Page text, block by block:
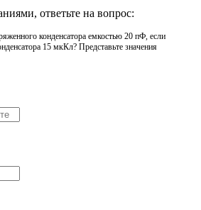
ответьте на вопрос:
конденсатора емкостью 20 пФ, если
15 мкКл? Представьте значения